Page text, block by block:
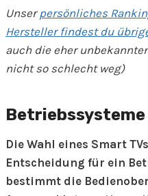
Unserpersönliches
Hersteller findest du
auch die eher
nicht so schlecht weg)
Betriebssysteme
Die Wahl eines Smart
Entscheidung für ein
bestimmt die